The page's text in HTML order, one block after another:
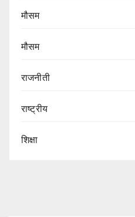
मौसम
मौसम
राजनीती
राष्ट्रीय
शिक्षा